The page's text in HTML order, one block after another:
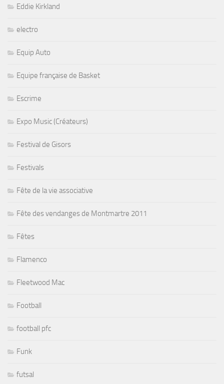
Eddie Kirkland
electro
Equip Auto
Equipe française de Basket
Escrime
Expo Music (Créateurs)
Festival de Gisors
Festivals
Fête de la vie associative
Fête des vendanges de Montmartre 2011
Fêtes
Flamenco
Fleetwood Mac
Football
football pfc
Funk
futsal